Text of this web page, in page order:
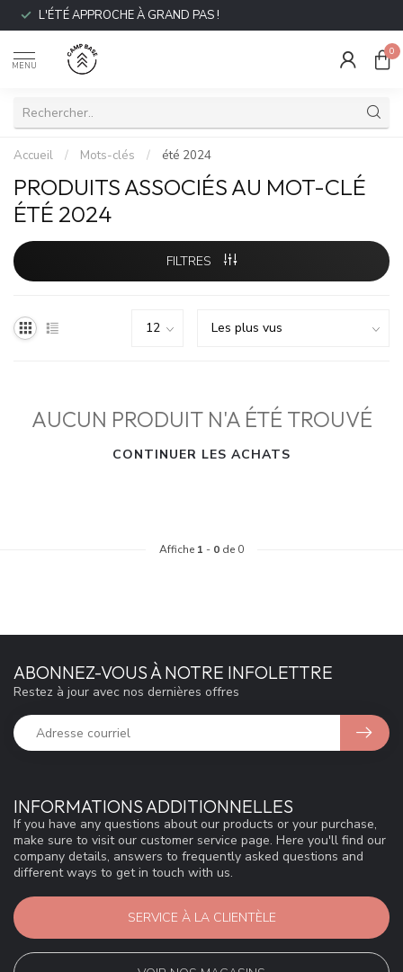
L'ÉTÉ APPROCHE À GRAND PAS !
MENU
0
Accueil / Mots-clés / été 2024
PRODUITS ASSOCIÉS AU MOT-CLÉ
ÉTÉ 2024
FILTRES
AUCUN PRODUIT N'A ÉTÉ TROUVÉ
CONTINUER LES ACHATS
Affiche 1 - 0 de 0
INFORMATIONS ADDITIONNELLES
If you have any questions about our products or your purchase,
make sure to visit our customer service page. Here you'll find our
company details, answers to frequently asked questions and
different ways to get in touch with us.
SERVICE À LA CLIENTÈLE
ABONNEZ-VOUS À NOTRE INFOLETTRE
Restez à jour avec nos dernières offres